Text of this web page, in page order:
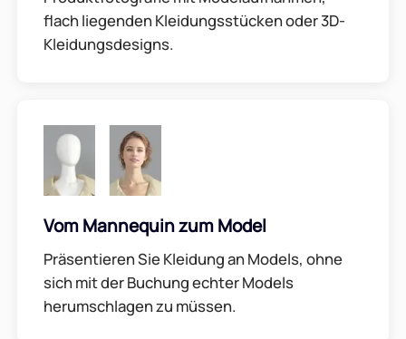
flach liegenden Kleidungsstücken oder 3D-
Kleidungsdesigns.
Vom Mannequin zum Model
Präsentieren Sie Kleidung an Models, ohne
sich mit der Buchung echter Models
herumschlagen zu müssen.